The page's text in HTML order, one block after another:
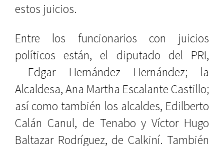
estos juicios.
Entre los funcionarios con juicios
políticos están, el diputado del PRI,
Edgar Hernández Hernández; la
Alcaldesa, Ana Martha Escalante Castillo;
así como también los alcaldes, Edilberto
Calán Canul, de Tenabo y Víctor Hugo
Baltazar Rodríguez, de Calkiní. También